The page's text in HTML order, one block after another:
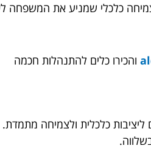
צמיחה כלכלי שמניע את
והכירו כלים להתנהלות חכמה
ליציבות כלכלית ולצמיחה